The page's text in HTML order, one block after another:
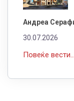
Андреа
30.07.2026
Повеќе вести...